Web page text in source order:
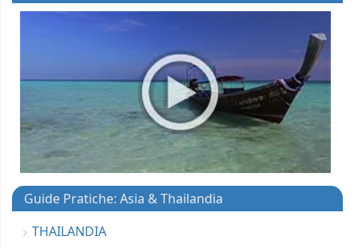
Guide Pratiche: Asia & Thailandia
THAILANDIA